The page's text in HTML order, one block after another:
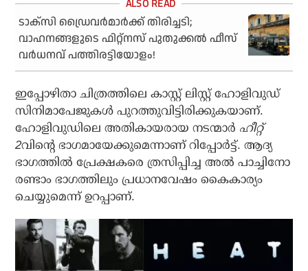
ടാക്‌സി ഡ്രൈവര്‍മാര്‍ക്ക് തിരിച്ചടി;
വാഹനങ്ങളുടെ ഫിറ്റ്‌നസ് പുതുക്കല്‍ ഫീസ്
വര്‍ധനവ് പത്തിരട്ടിയോളം!
ഇപ്പോഴിതാ ചിത്രത്തിലെ കാസ്റ്റ് ലിസ്റ്റ് ഹോളിവുഡ്
സിനിമാപേജുകള്‍ പുറത്തുവിട്ടിരിക്കുകയാണ്.
ഹോളിവുഡിലെ അതികായരായ നടന്മാര്‍ ഹീറ്റ്
2വിന്റെ ഭാഗമായേക്കുമെന്നാണ് റിപ്പോര്‍ട്ട്. ആദ്യ
ഭാഗത്തില്‍ പ്രേക്ഷകരെ ത്രസിപ്പിച്ച അല്‍ പാച്ചിനോ
രണ്ടാം ഭാഗത്തിലും പ്രധാനവേഷം കൈകാര്യം
ചെയ്യുമെന്ന് ഉറപ്പാണ്.